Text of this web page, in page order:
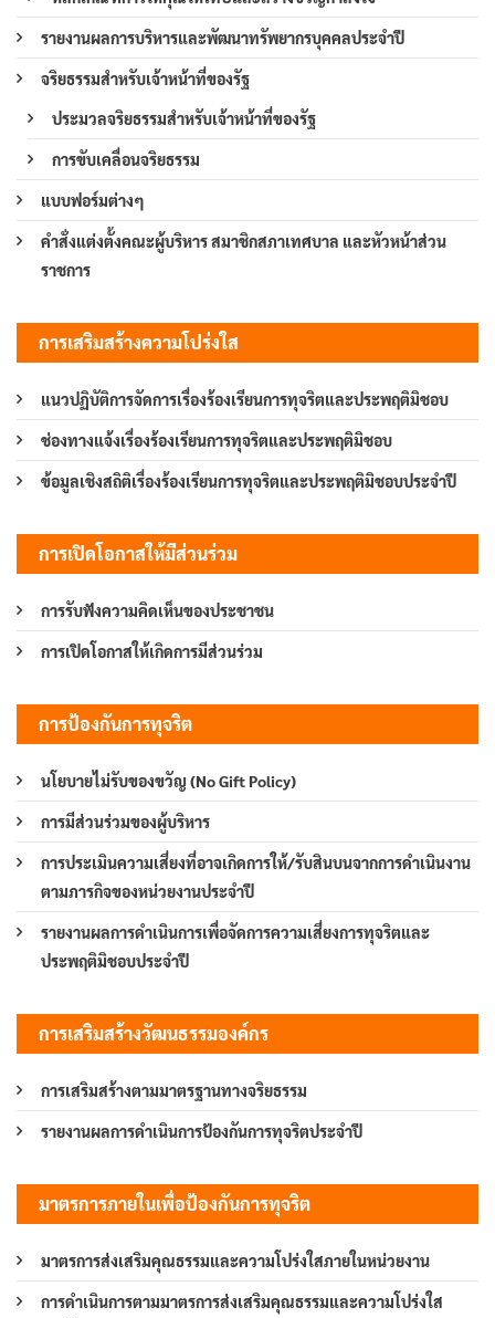
รายงานผลการบริหารและพัฒนาทรัพยากรบุคคลประจำปี
จริยธรรมสำหรับเจ้าหน้าที่ของรัฐ
ประมวลจริยธรรมสำหรับเจ้าหน้าที่ของรัฐ
การขับเคลื่อนจริยธรรม
แบบฟอร์มต่างๆ
คำสั่งแต่งตั้งคณะผู้บริหาร สมาชิกสภาเทศบาล และหัวหน้าส่วน
ราชการ
การเสริมสร้างความโปร่งใส
แนวปฏิบัติการจัดการเรื่องร้องเรียนการทุจริตและประพฤติมิชอบ
ช่องทางแจ้งเรื่องร้องเรียนการทุจริตและประพฤติมิชอบ
ข้อมูลเชิงสถิติเรื่องร้องเรียนการทุจริตและประพฤติมิชอบประจำปี
การเปิดโอกาสให้มีส่วนร่วม
การรับฟังความคิดเห็นของประชาชน
การเปิดโอกาสให้เกิดการมีส่วนร่วม
การป้องกันการทุจริต
นโยบายไม่รับของขวัญ (No Gift Policy)
การมีส่วนร่วมของผู้บริหาร
การประเมินความเสี่ยงที่อาจเกิดการให้/รับสินบนจากการดำเนินงาน
ตามภารกิจของหน่วยงานประจำปี
รายงานผลการดำเนินการเพื่อจัดการความเสี่ยงการทุจริตและ
ประพฤติมิชอบประจำปี
การเสริมสร้างวัฒนธรรมองค์กร
การเสริมสร้างตามมาตรฐานทางจริยธรรม
รายงานผลการดำเนินการป้องกันการทุจริตประจำปี
มาตรการภายในเพื่อป้องกันการทุจริต
มาตรการส่งเสริมคุณธรรมและความโปร่งใสภายในหน่วยงาน
การดำเนินการตามมาตรการส่งเสริมคุณธรรมและความโปร่งใส